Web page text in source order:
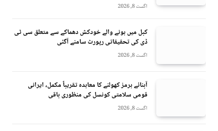
اگست 8, 2026
کبل میں ہونے والے خودکش دھماکے سے متعلق سی ٹی
ڈی کی تحقیقاتی رپورٹ سامنے آگئی
اگست 8, 2026
آبنائے ہرمز کھولنے کا معاہدہ تقریباً مکمل، ایرانی
قومی سلامتی کونسل کی منظوری باقی
اگست 8, 2026